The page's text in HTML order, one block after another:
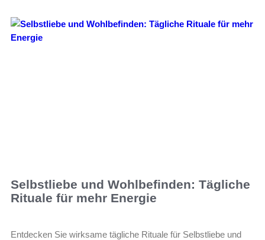
Selbstliebe und Wohlbefinden: Tägliche
Rituale für mehr Energie
Entdecken Sie wirksame tägliche Rituale für Selbstliebe und